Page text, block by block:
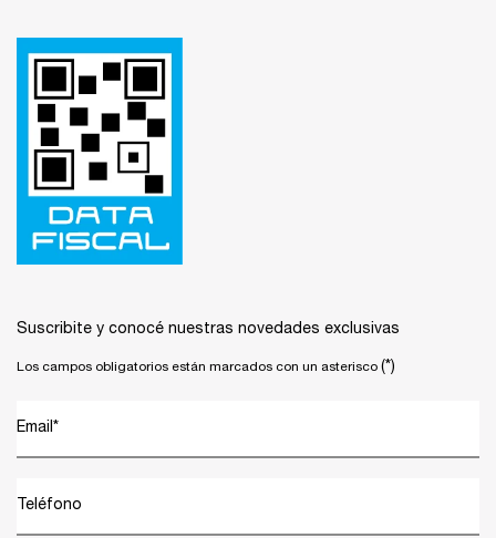
Suscribite y conocé nuestras novedades exclusivas
Los campos obligatorios están marcados con un asterisco (*)
Email *
Teléfono